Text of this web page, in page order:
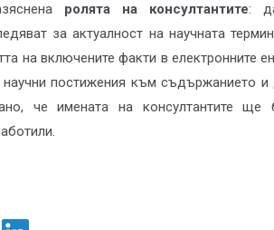
ролята на консултантите:
за актуалност на научната
на включените факти в електронните
постижения към съдържанието и
че имената на консултантите ще